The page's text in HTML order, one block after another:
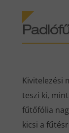
Kivitelezési
teszi ki,
fűtőfólia
kicsi a